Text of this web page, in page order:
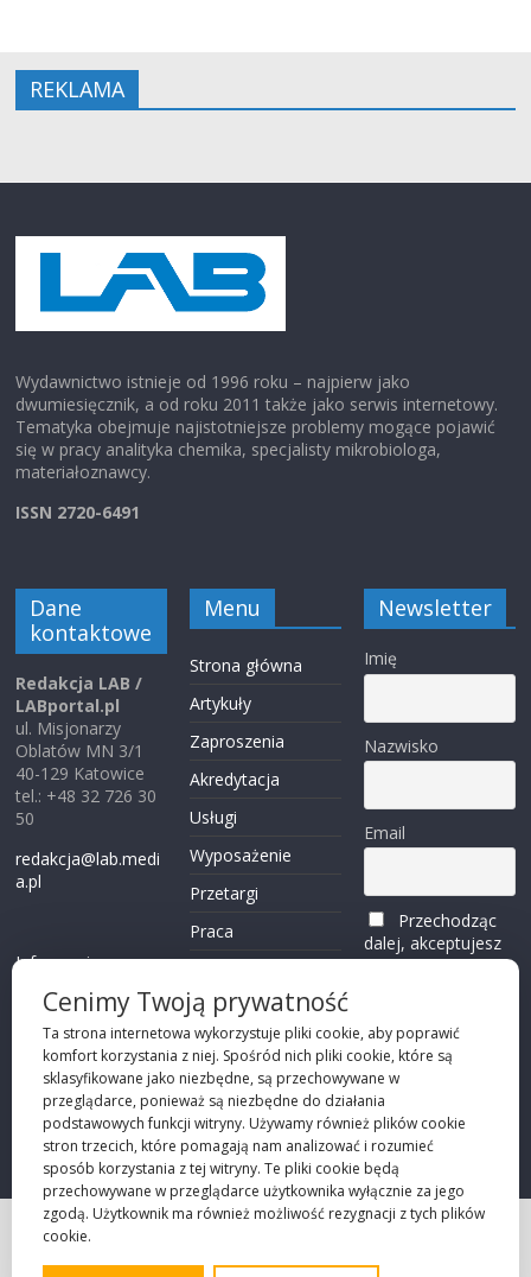
REKLAMA
Wydawnictwo istnieje od 1996 roku – najpierw jako
dwumiesięcznik, a od roku 2011 także jako serwis internetowy.
Tematyka obejmuje najistotniejsze problemy mogące pojawić
się w pracy analityka chemika, specjalisty mikrobiologa,
materiałoznawcy.
ISSN 2720-6491
Dane
kontaktowe
Redakcja LAB /
LABportal.pl
ul. Misjonarzy
Oblatów MN 3/1
40-129 Katowice
tel.: +48 32 726 30
50
redakcja@lab.medi
a.pl
Informacje o
Przechodząc dalej,
akceptujeszpolity
kę prywatności
Menu
Strona główna
Artykuły
Zaproszenia
Akredytacja
Usługi
Wyposażenie
Przetargi
Praca
Kontakt
Newsletter
Imię
Nazwisko
Email
Przechodząc
dalej, akceptujesz
politykę
©2026 Robie Sp. z o.o.
Cenimy Twoją prywatność
Ta strona internetowa wykorzystuje pliki cookie, aby poprawić
komfort korzystania z niej. Spośród nich pliki cookie, które są
sklasyfikowane jako niezbędne, są przechowywane w
przeglądarce, ponieważ są niezbędne do działania
podstawowych funkcji witryny. Używamy również plików cookie
stron trzecich, które pomagają nam analizować i rozumieć
sposób korzystania z tej witryny. Te pliki cookie będą
przechowywane w przeglądarce użytkownika wyłącznie za jego
zgodą. Użytkownik ma również możliwość rezygnacji z tych plików
cookie.